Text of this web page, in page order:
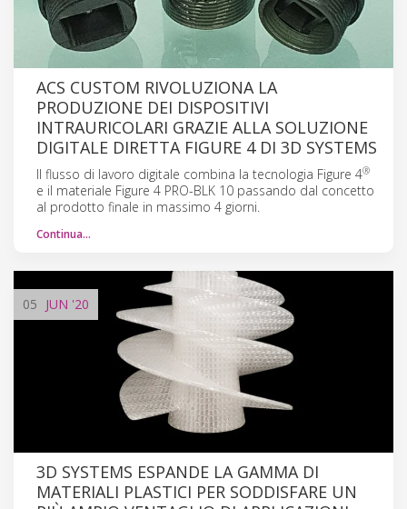
ACS CUSTOM RIVOLUZIONA LA
PRODUZIONE DEI DISPOSITIVI
INTRAURICOLARI GRAZIE ALLA SOLUZIONE
DIGITALE DIRETTA FIGURE 4 DI 3D SYSTEMS
Il flusso di lavoro digitale combina la tecnologia Figure 4®
e il materiale Figure 4 PRO-BLK 10 passando dal concetto
al prodotto finale in massimo 4 giorni.
Continua…
05 JUN '20
3D SYSTEMS ESPANDE LA GAMMA DI
MATERIALI PLASTICI PER SODDISFARE UN